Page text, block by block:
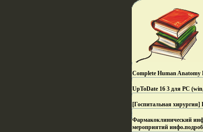
Complete Human Anatomy
UpToDate 16 3 для PC
[Госпитальная
Фармакоклинический
мероприятий инфо.